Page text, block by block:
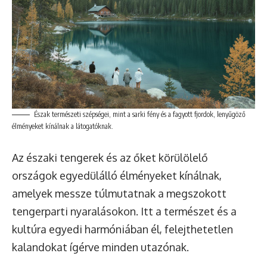
Észak természeti szépségei, mint a sarki fény és a fagyott fjordok, lenyűgöző
élményeket kínálnak a látogatóknak.
Az északi tengerek és az őket körülölelő
országok egyedülálló élményeket kínálnak,
amelyek messze túlmutatnak a megszokott
tengerparti nyaralásokon. Itt a természet és a
kultúra egyedi harmóniában él, felejthetetlen
kalandokat ígérve minden utazónak.